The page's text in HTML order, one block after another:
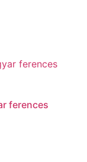
ferences